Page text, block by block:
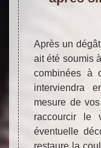
Après un
ait été soumis
combinées à
interviendra
mesure de
raccourcir le
éventuelle
restaure la